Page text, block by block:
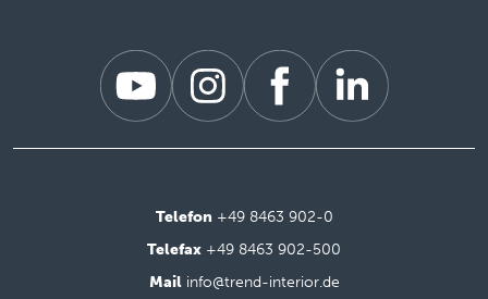
Telefon +49 8463 902-0
Telefax +49 8463 902-500
Mail info@trend-interior.de